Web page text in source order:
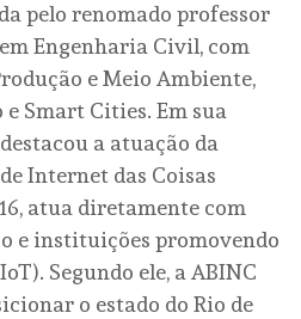
pelo renomado professor
Engenharia Civil, com
e Meio Ambiente,
Smart Cities. Em sua
a atuação da
Internet das Coisas
atua diretamente com
e instituições promovendo
Segundo ele, a ABINC
o estado do Rio de